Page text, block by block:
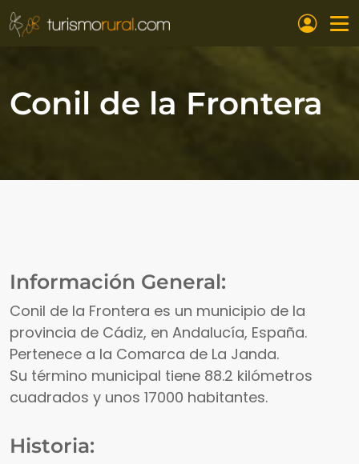
Pasar al contenido principal
Conil de la Frontera
Información General:
Conil de la Frontera es un municipio de la
provincia de Cádiz, en Andalucía, España.
Pertenece a la Comarca de La Janda.
Su término municipal tiene 88.2 kilómetros
cuadrados y unos 17000 habitantes.
Historia: